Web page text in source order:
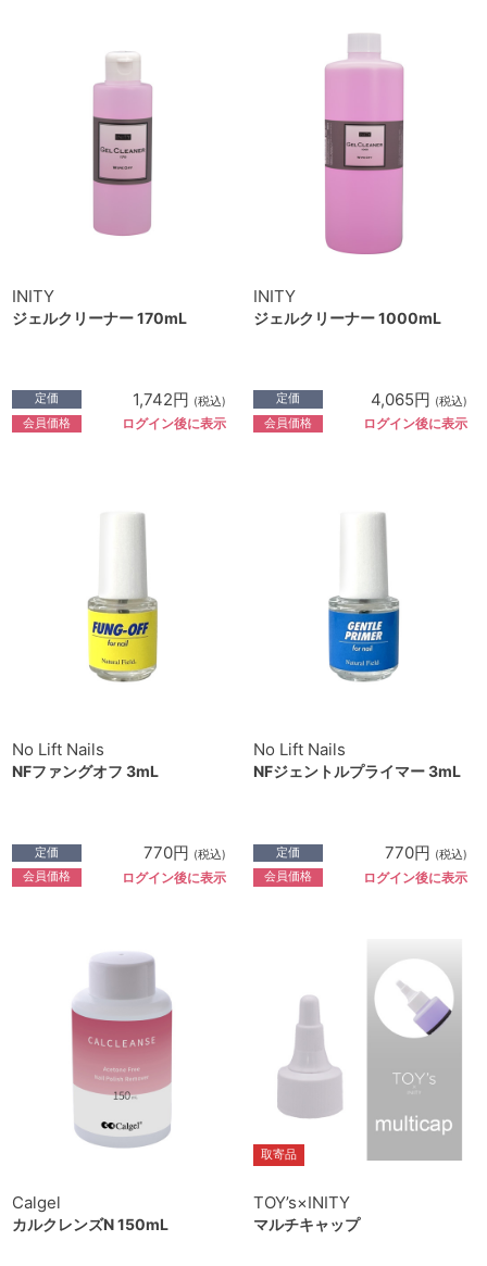
INITY
ジェルクリーナー 170mL
定価 1,742円 (税込)
会員価格 ログイン後に表示
INITY
ジェルクリーナー 1000mL
定価 4,065円 (税込)
会員価格 ログイン後に表示
No Lift Nails
NFファングオフ 3mL
定価 770円 (税込)
会員価格 ログイン後に表示
No Lift Nails
NFジェントルプライマー 3mL
定価 770円 (税込)
会員価格 ログイン後に表示
Calgel
カルクレンズN 150mL
取寄品
TOY’s×INITY
マルチキャップ